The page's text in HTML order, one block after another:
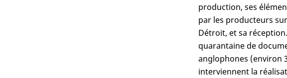
production, ses
par les producteurs
Détroit, et sa
quarantaine de
anglophones (environ
interviennent la